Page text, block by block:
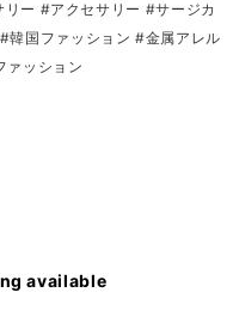
ー #アクセサリー #サージカ
韓国ファッション #金属アレル
ァッション
available